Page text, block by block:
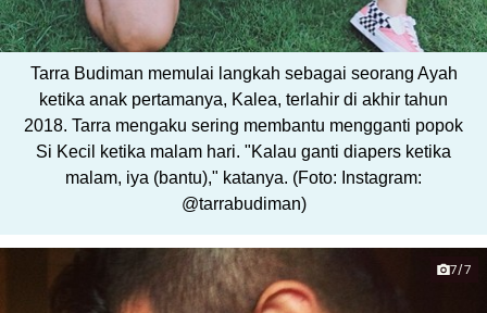
Tarra Budiman memulai langkah sebagai seorang Ayah
ketika anak pertamanya, Kalea, terlahir di akhir tahun
2018. Tarra mengaku sering membantu mengganti popok
Si Kecil ketika malam hari. "Kalau ganti diapers ketika
malam, iya (bantu)," katanya. (Foto: Instagram:
@tarrabudiman)
7/7